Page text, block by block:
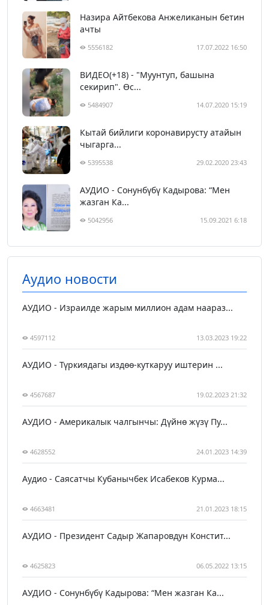
Назира Айтбекова Анжеликанын бетин
ачты
5556182 17.07.2022 16:50
ВИДЕО(+18) - "Муунтуп, башына
секирип". Өс...
5484907 14.07.2020 15:19
Кытай бийлиги коронавирусту атайын
чыгарга...
5395538 29.02.2020 23:43
АУДИО - Сонунбүбү Кадырова: “Мен
жазган Ка...
5042956 15.09.2021 6:18
Аудио новости
АУДИО - Израилде жарым миллион адам наараз...
4597112 13.03.2023 19:22
АУДИО - Түркиядагы издөө-куткаруу иштерин ...
4567687 19.02.2023 21:32
АУДИО - Америкалык чалгынчы: Дүйнө жүзү Пу...
4628552 24.01.2023 14:39
Аудио - Саясатчы Кубанычбек Исабеков Курма...
4663481 21.01.2023 18:15
АУДИО - Президент Садыр Жапаровдун Констит...
4625823 06.05.2022 13:15
АУДИО - Сонунбүбү Кадырова: “Мен жазган Ка...